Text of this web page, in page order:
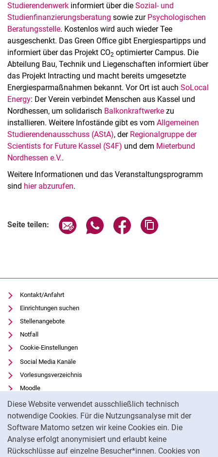
Diese Website verwendet ausschließlich technisch
notwendige Cookies. Für die Nutzungsanalyse mit der
Software Matomo setzen wir keine Cookies ein. Die
Analyse erfolgt anonymisiert und erlaubt keine
Rückschlüsse auf einzelne Besucher*innen. Cookies von
Studierendenwerk informiert über die Sozial- und
Studienfinanzierungsberatung sowie zur Psychologischen
Beratungsstelle. Kostenlos wird auch wieder Tee
ausgeschenkt. Das Green Office gibt Energiespartipps und
informiert über das Projekt CO2 optimierter Campus. Die
Abteilung Bau, Technik und Liegenschaften informiert über
das Projekt Intracting und macht bereits umgesetzte
Energiesparmaßnahmen bekannt. Vor Ort ist auch SoLocal
Energy: Der Verein verbindet Menschen aus Kassel und
Nordhessen, um solidarisch Balkonkraftwerke zu
installieren. Weitere Infostände gibt es vom Allgemeinen
Studierendenausschuss (AStA), der Regionalgruppe der
Scientists for Future Kassel (S4F) und dem Mieterbund
Nordhessen e.V..
Weitere Informationen und das Veranstaltungsprogramm
sind hier abzurufen.
Seite teilen: Seite über E-Mail teilen
Seite über WhatsApp teilen
Seite über Facebook
Kontakt/Anfahrt
Einrichtungen suchen
Stellenangebote
Notfall
Cookie-Einstellungen
Social Media Kanäle
Vorlesungsverzeichnis
Moodle
Panopto
Universitätsbibliothek
Datenschutz
Barrierefreiheit
Transparenter KI-Einsatz